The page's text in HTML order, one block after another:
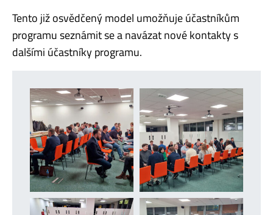
Tento již osvědčený model umožňuje účastníkům
programu seznámit se a navázat nové kontakty s
dalšími účastníky programu.